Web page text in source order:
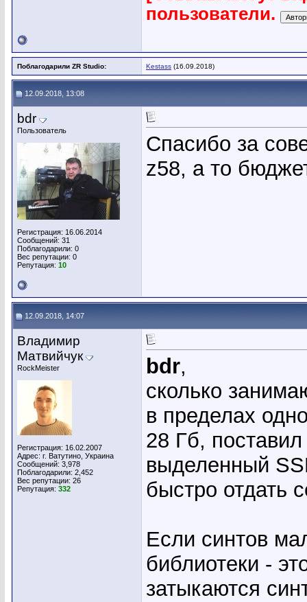
пользователи.
Поблагодарили ZR Studio: Kestass (16.09.2018)
12.09.2018, 13:08
bdr
Пользователь
Регистрация: 16.06.2014
Сообщений: 31
Поблагодарили: 0
Вес репутации: 0
Репутация: 10
Спасибо за
z58, a то
12.09.2018, 14:07
Владимир
Матвийчук
RockMeister
Регистрация: 16.02.2007
Адрес: г. Ватутино, Украина
Сообщений: 3,978
Поблагодарили: 2,452
Вес репутации: 26
Репутация: 332
bdr,
сколько
в пределах
28 Гб,
выделенный
быстро отдать
Если синтов
библиотеки -
затыкаются